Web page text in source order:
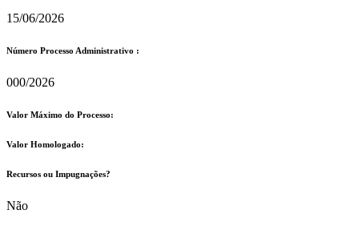
15/06/2026
Número Processo Administrativo :
000/2026
Valor Máximo do Processo: ​
Valor Homologado: ​
Recursos ou Impugnações? ​
Não